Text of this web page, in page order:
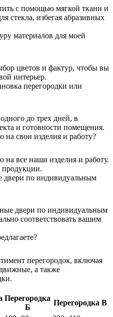
с помощью мягкой ткани и
стекла, избегая абразивных
материалов для моей
цветов и фактур, чтобы вы
интерьер.
перегородки или
до трех дней, в
и готовности помещения.
на свои изделия и работу?
на все наши изделия и работу.
продукции.
двери по индивидуальным
двери по индивидуальным
соответствовать вашим
перегородок, включая
а также
Перегородка
Б
Перегородка В